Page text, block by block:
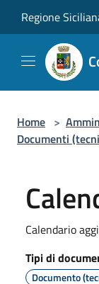
Regione
Home >
Documenti
Calendario
Tipi di
Documento